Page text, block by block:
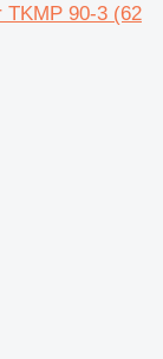
TKMP 90-3 (62